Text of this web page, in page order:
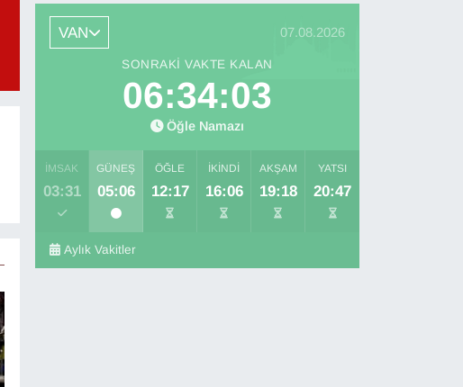
VAN 07.08.2026
SONRAKI VAKTE KALAN
06:34:02
Öğle Namazı
İMSAK
03:31
GÜNEŞ
05:06
ÖĞLE
12:17
İKINDI
16:06
AKŞAM
19:18
YATSI
20:47
Aylık Vakitler